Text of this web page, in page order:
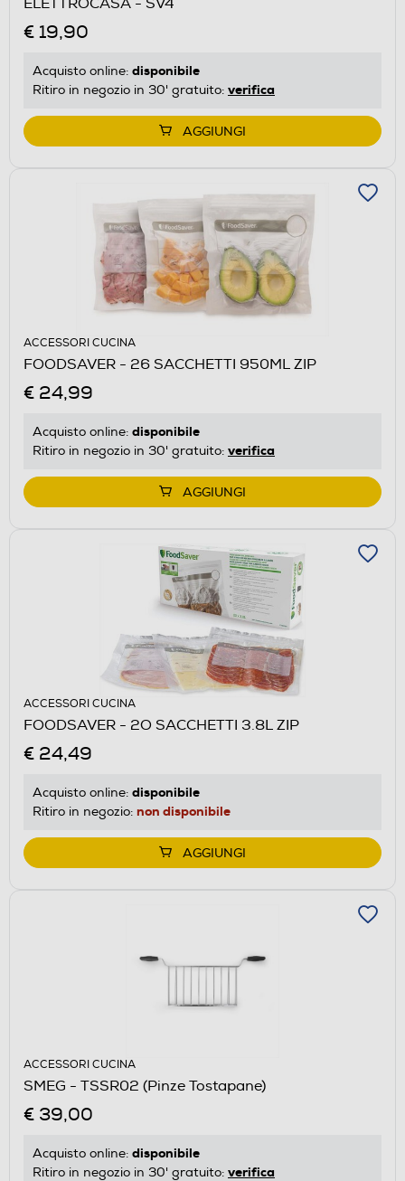
€ 19,90
Acquisto online: disponibile
Ritiro in negozio in 30' gratuito: verifica
AGGIUNGI
ACCESSORI CUCINA
FOODSAVER - 26 SACCHETTI 950ML ZIP
€ 24,99
Acquisto online: disponibile
Ritiro in negozio in 30' gratuito: verifica
AGGIUNGI
ACCESSORI CUCINA
FOODSAVER - 2O SACCHETTI 3.8L ZIP
€ 24,49
Acquisto online: disponibile
Ritiro in negozio: non disponibile
AGGIUNGI
ACCESSORI CUCINA
SMEG - TSSR02 (Pinze Tostapane)
€ 39,00
Acquisto online: disponibile
Ritiro in negozio in 30' gratuito: verifica